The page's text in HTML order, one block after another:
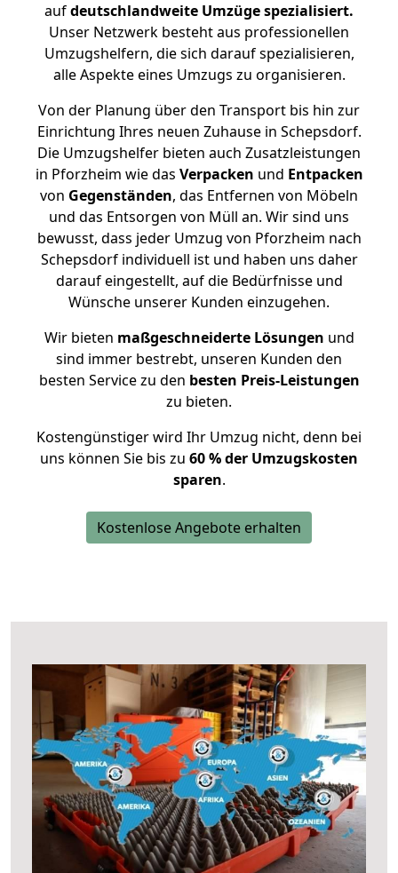
aufdeutschlandweite Umzüge spezialisiert.
Unser Netzwerk besteht aus professionellen
Umzugshelfern, die sich darauf spezialisieren,
alle Aspekte eines Umzugs zu organisieren.
Von der Planung über den Transport bis hin zur
Einrichtung Ihres neuen Zuhause in Schepsdorf.
Die Umzugshelfer bieten auch Zusatzleistungen
in Pforzheim wie das Verpacken und Entpacken
von Gegenständen, das Entfernen von Möbeln
und das Entsorgen von Müll an. Wir sind uns
bewusst, dass jeder Umzug von Pforzheim nach
Schepsdorf individuell ist und haben uns daher
darauf eingestellt, auf die Bedürfnisse und
Wünsche unserer Kunden einzugehen.
Wir bieten maßgeschneiderte Lösungen und
sind immer bestrebt, unseren Kunden den
besten Service zu den besten Preis-Leistungen
zu bieten.
Kostengünstiger wird Ihr Umzug nicht, denn bei
uns können Sie bis zu 60 % der Umzugskosten
sparen.
Kostenlose Angebote erhalten